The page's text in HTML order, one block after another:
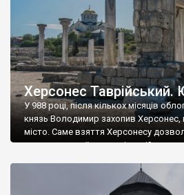
Херсонес
У 988 році, після кількох місяців
князь Володимир захопив Херсонес,
місто. Саме взяття Херсонесу
диктувати свої умови
Херсонесі Володимир-язичник, став
А потім було Хрещення Русі. На